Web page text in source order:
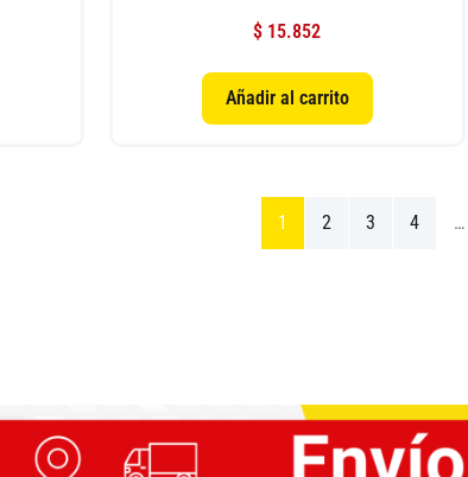
$ 15.852
Añadir al carrito
1 2 3 4 …